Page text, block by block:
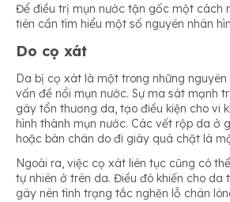
Để điều trị mụn nước tận gốc một cách
tiên cần tìm hiểu một số nguyên nhân
Do cọ xát
Da bị cọ xát là một trong những
vấn đề nổi mụn nước. Sự ma sát mạnh
gây tổn thương da, tạo điều kiện cho vi
hình thành mụn nước. Các vết rộp da ở
hoặc bàn chân do đi giày quá chật là
Ngoài ra, việc cọ xát liên tục cũng có
tự nhiên ở trên da. Điều đó khiến cho da
gây nên tình trạng tắc nghẽn lỗ chân